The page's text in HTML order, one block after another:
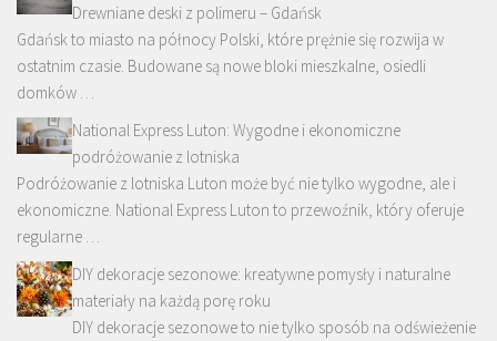
Drewniane deski z polimeru – Gdańsk
Gdańsk to miasto na północy Polski, które prężnie się rozwija w
ostatnim czasie. Budowane są nowe bloki mieszkalne, osiedli
domków …
National Express Luton: Wygodne i ekonomiczne
podróżowanie z lotniska
Podróżowanie z lotniska Luton może być nie tylko wygodne, ale i
ekonomiczne. National Express Luton to przewoźnik, który oferuje
regularne …
DIY dekoracje sezonowe: kreatywne pomysły i naturalne
materiały na każdą porę roku
DIY dekoracje sezonowe to nie tylko sposób na odświeżenie